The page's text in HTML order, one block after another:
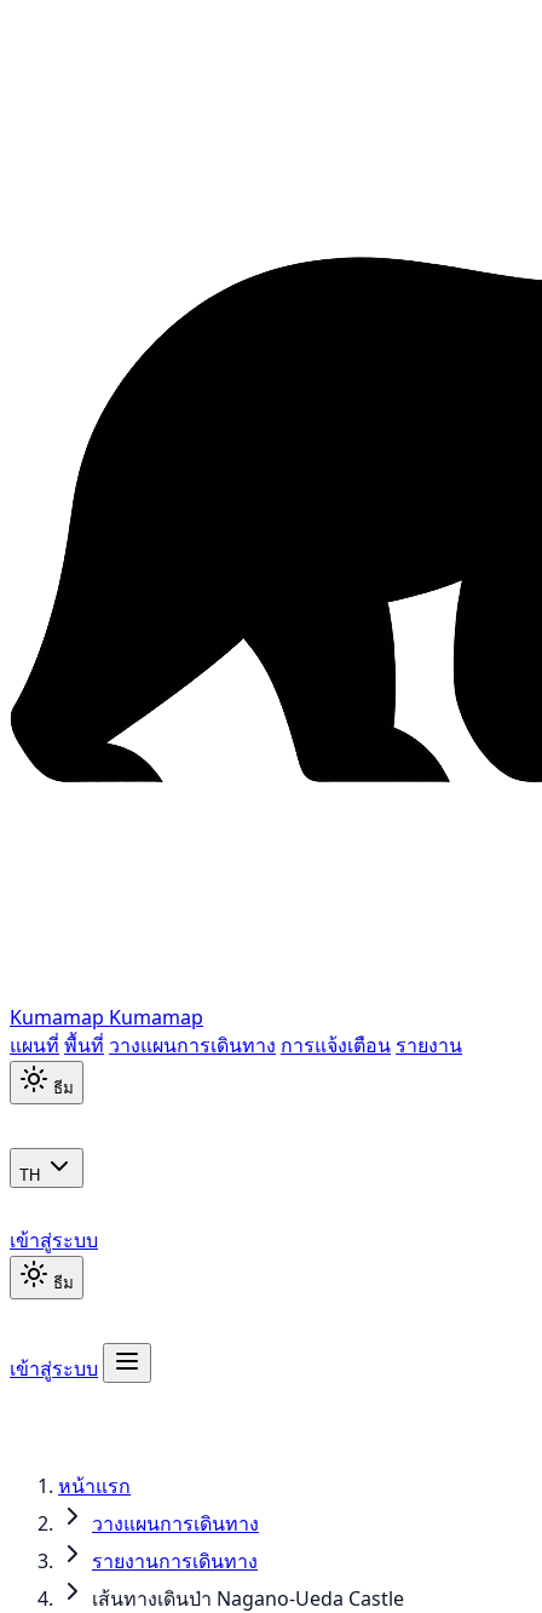
Kumamap Kumamap
แผนที่ พื้นที่ วางแผนการเดินทาง การแจ้งเตือน รายงาน
ธีม
TH
เข้าสู่ระบบ
ธีม
เข้าสู่ระบบ
หน้าแรก
วางแผนการเดินทาง
รายงานการเดินทาง
เส้นทางเดินป่า Nagano-Ueda Castle